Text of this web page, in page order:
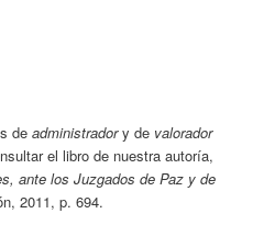
deadministradory de valorador
el libro de nuestra autoría,
ante los Juzgados de Paz y de
2011, p. 694.